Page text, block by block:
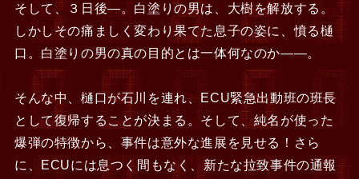
そして、３日後―。白塗りの男は、大樹を解放する。
しかしその痛ましく変わり果てた息子の姿に、憤る樋
口。白塗りの男の真の目的とは一体何なのか――。
そんな中、樋口が石川を連れ、ECU緊急出動班の班長
として復帰することが決まる。そして、純名が使った
爆弾の特徴から、事件は意外な進展を見せる！さら
に、ECUには息つく間もなく、新たな拉致事件の通報